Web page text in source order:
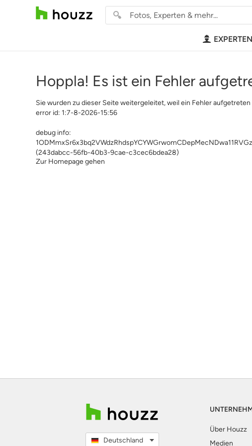
Hoppla! Es ist ein Fehler
Sie wurden zu dieser Seite weitergeleitet, weil ein Fehler aufgetreten
error id: 1:7-8-2026-15:56
debug info:
(243dabcc-56fb-40b3-9cae-c3cec6bdea28)
Zur Homepage gehen
Deutschland
Über Houzz
Medien